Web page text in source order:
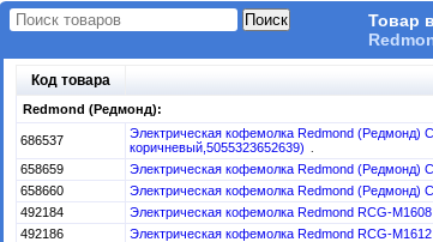
Товар
Код товара
Redmond (Редмонд):
686537
Электрическая кофемолка Redmond (Редмонд)
коричневый,5055323652639)
658659
Электрическая кофемолка Redmond (Редмонд)
658660
Электрическая кофемолка Redmond (Редмонд)
492184
Электрическая кофемолка Redmond RCG-M1608
492186
Электрическая кофемолка Redmond RCG-M1612